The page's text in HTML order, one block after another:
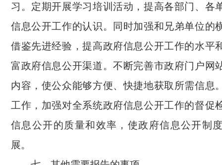
习。定期开展学习培训活动，提高各部门、各
信息公开工作的认识。同时加强和兄弟单位的
借鉴先进经验，提高政府信息公开工作的水平
富政府信息公开渠道。不断完善市政府门户网
内容，使公众能够方便、快捷地获取所需信息
工作，加强对全系统政府信息公开工作的督促
信息公开的质量和效率，使政府信息公开制
展。